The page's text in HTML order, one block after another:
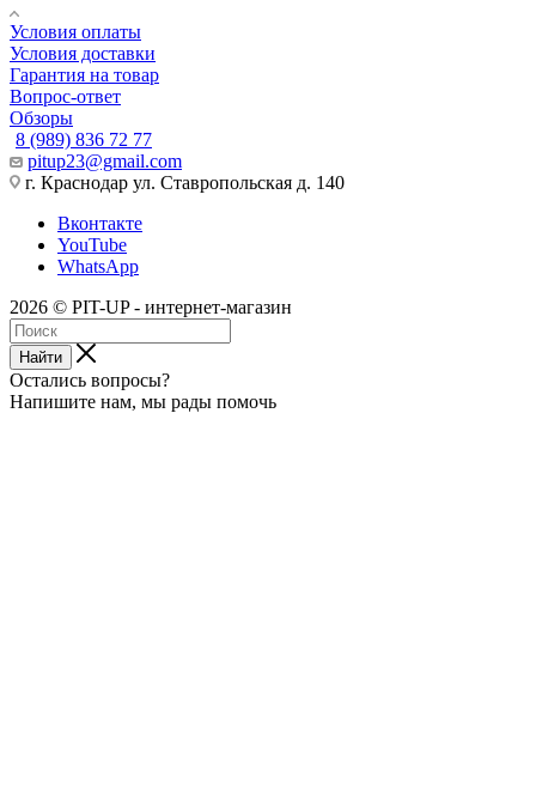
Условия оплаты
Условия доставки
Гарантия на товар
Вопрос-ответ
Обзоры
8 (989) 836 72 77
pitup23@gmail.com
г. Краснодар ул. Ставропольская д. 140
Вконтакте
YouTube
WhatsApp
2026 © PIT-UP - интернет-магазин
Найти
Остались вопросы?
Напишите нам, мы рады помочь